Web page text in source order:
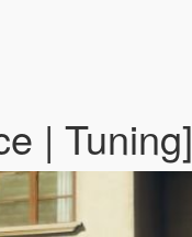
| Tuning]